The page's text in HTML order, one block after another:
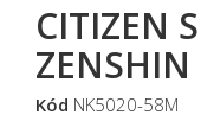
CITIZEN
Kód NK5020-58M